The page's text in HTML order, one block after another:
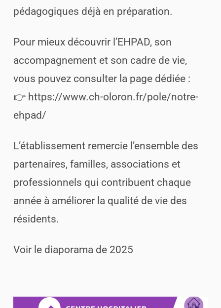
pédagogiques déjà en préparation.
Pour mieux découvrir l’EHPAD, son
accompagnement et son cadre de vie,
vous pouvez consulter la page dédiée :
👉 https://www.ch-oloron.fr/pole/notre-
ehpad/
L’établissement remercie l’ensemble des
partenaires, familles, associations et
professionnels qui contribuent chaque
année à améliorer la qualité de vie des
résidents.
Voir le diaporama de 2025